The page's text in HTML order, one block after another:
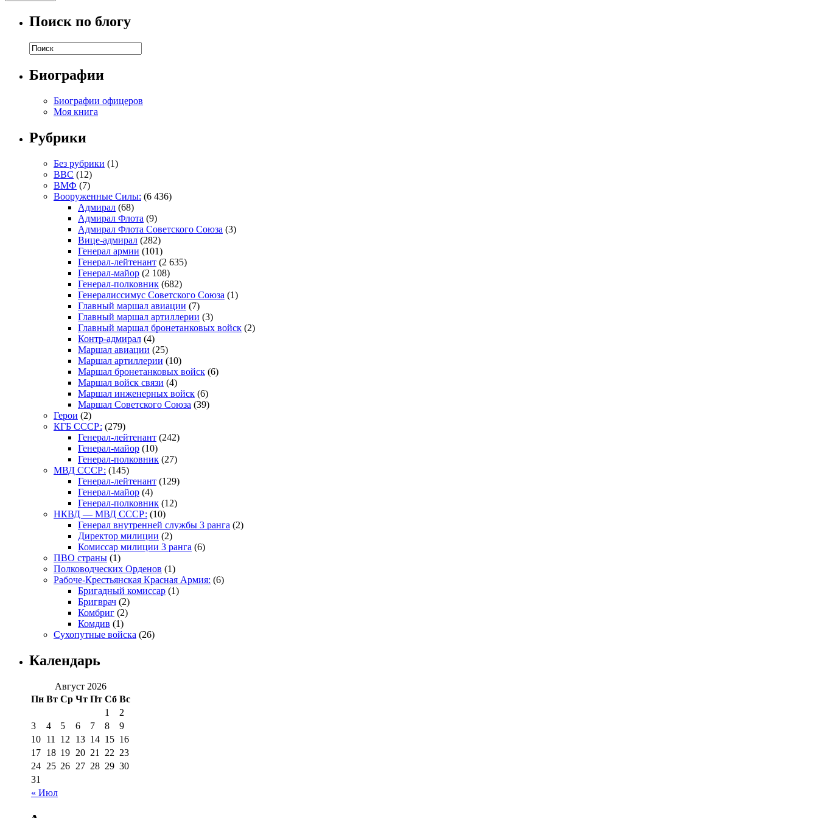
Поиск по блогу
Биографии
Биографии офицеров
Моя книга
Рубрики
Без рубрики (1)
ВВС (12)
ВМФ (7)
Вооруженные Силы: (6 436)
Адмирал (68)
Адмирал Флота (9)
Адмирал Флота Советского Союза (3)
Вице-адмирал (282)
Генерал армии (101)
Генерал-лейтенант (2 635)
Генерал-майор (2 108)
Генерал-полковник (682)
Генералиссимус Советского Союза (1)
Главный маршал авиации (7)
Главный маршал артиллерии (3)
Главный маршал бронетанковых войск (2)
Контр-адмирал (4)
Маршал авиации (25)
Маршал артиллерии (10)
Маршал бронетанковых войск (6)
Маршал войск связи (4)
Маршал инженерных войск (6)
Маршал Советского Союза (39)
Герои (2)
КГБ СССР: (279)
Генерал-лейтенант (242)
Генерал-майор (10)
Генерал-полковник (27)
МВД СССР: (145)
Генерал-лейтенант (129)
Генерал-майор (4)
Генерал-полковник (12)
НКВД — МВД СССР: (10)
Генерал внутренней службы 3 ранга (2)
Директор милиции (2)
Комиссар милиции 3 ранга (6)
ПВО страны (1)
Полководческих Орденов (1)
Рабоче-Крестьянская Красная Армия: (6)
Бригадный комиссар (1)
Бригврач (2)
Комбриг (2)
Комдив (1)
Сухопутные войска (26)
Календарь
Август 2026
Пн Вт Ср Чт Пт Сб Вс
« Июл
1
2
3
4 5 6 7 8
9
10 11 12 13 14 15 16
17 18 19 20 21 22 23
24 25 26 27 28 29 30
31